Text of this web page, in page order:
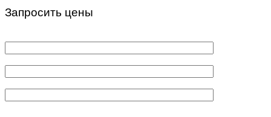
Запросить цены